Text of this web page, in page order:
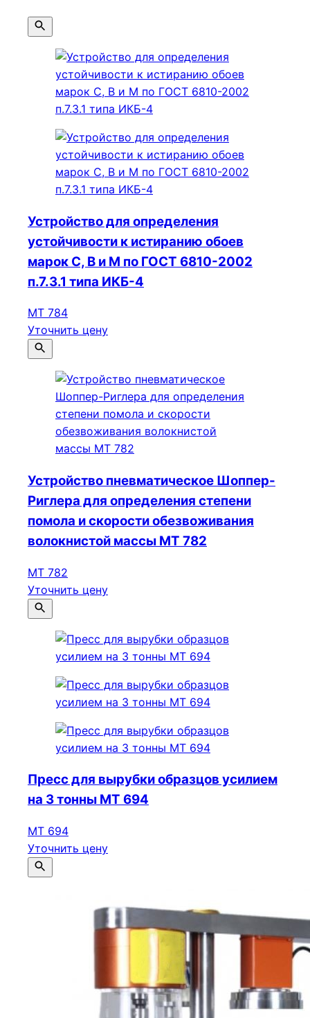
Устройство для определения
устойчивости к истиранию обоев
марок С, В и М по ГОСТ 6810-2002
п.7.3.1 типа ИКБ-4
МТ 784
Уточнить цену
Устройство пневматическое Шоппер-
Риглера для определения степени
помола и скорости обезвоживания
волокнистой массы МТ 782
МТ 782
Уточнить цену
Пресс для вырубки образцов усилием
на 3 тонны МТ 694
МТ 694
Уточнить цену